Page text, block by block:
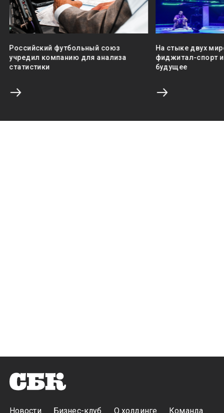
Российский футбольный союз
учредил компанию для анализа
статистики
На стыке двух
фиджитал-спорт
будущее
Новости Бизнес-клуб О холдинге Команда